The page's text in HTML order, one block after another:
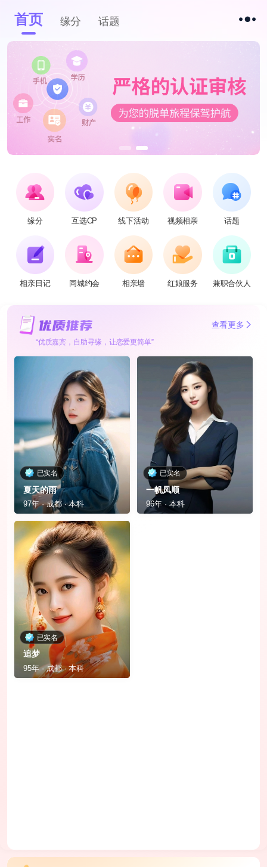
首页 缘分 话题
缘分 互选CP 线下活动 视频相亲 话题
相亲日记 同城约会 相亲墙 红娘服务 兼职合伙人
查看更多
“优质嘉宾，自助寻缘，让恋爱更简单”
已实名
夏天的雨
97年 · 成都 · 本科
已实名
一帆凤顺
96年 · 本科
已实名
追梦
95年 · 成都 · 本科